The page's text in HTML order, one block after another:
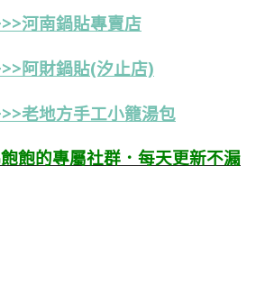
河南鍋貼專賣店
阿財鍋貼(汐止店)
老地方手工小籠湯包
飽的專屬社群．每天更新不漏